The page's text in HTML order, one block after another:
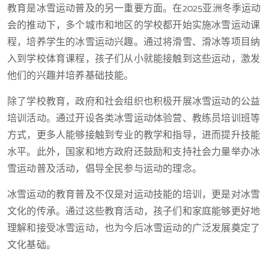
教育是冰雪运动普及的另一重要方面。在2025亚洲冬季运动
会的推动下，多个城市和地区的学校都开始实施冰雪运动课
程，培养学生的冰雪运动兴趣。通过将滑雪、滑冰等项目纳
入到学校体育课程，孩子们从小就能接触到这些运动，激发
他们的兴趣并培养基础技能。
除了学校教育，政府和社会组织也积极开展冰雪运动的公益
培训活动。通过开设各类冰雪运动体验营、教练员培训班等
方式，更多人能够接触到专业的教学和指导，进而提升技能
水平。此外，国家和地方政府还鼓励和支持社会力量举办冰
雪运动普及活动，倡导全民参与运动的理念。
冰雪运动的教育普及不仅是对运动技能的培训，更是对冰雪
文化的传承。通过这些教育活动，孩子们和家庭能够更好地
理解和接受冰雪运动，也为今后冰雪运动的广泛发展奠定了
文化基础。